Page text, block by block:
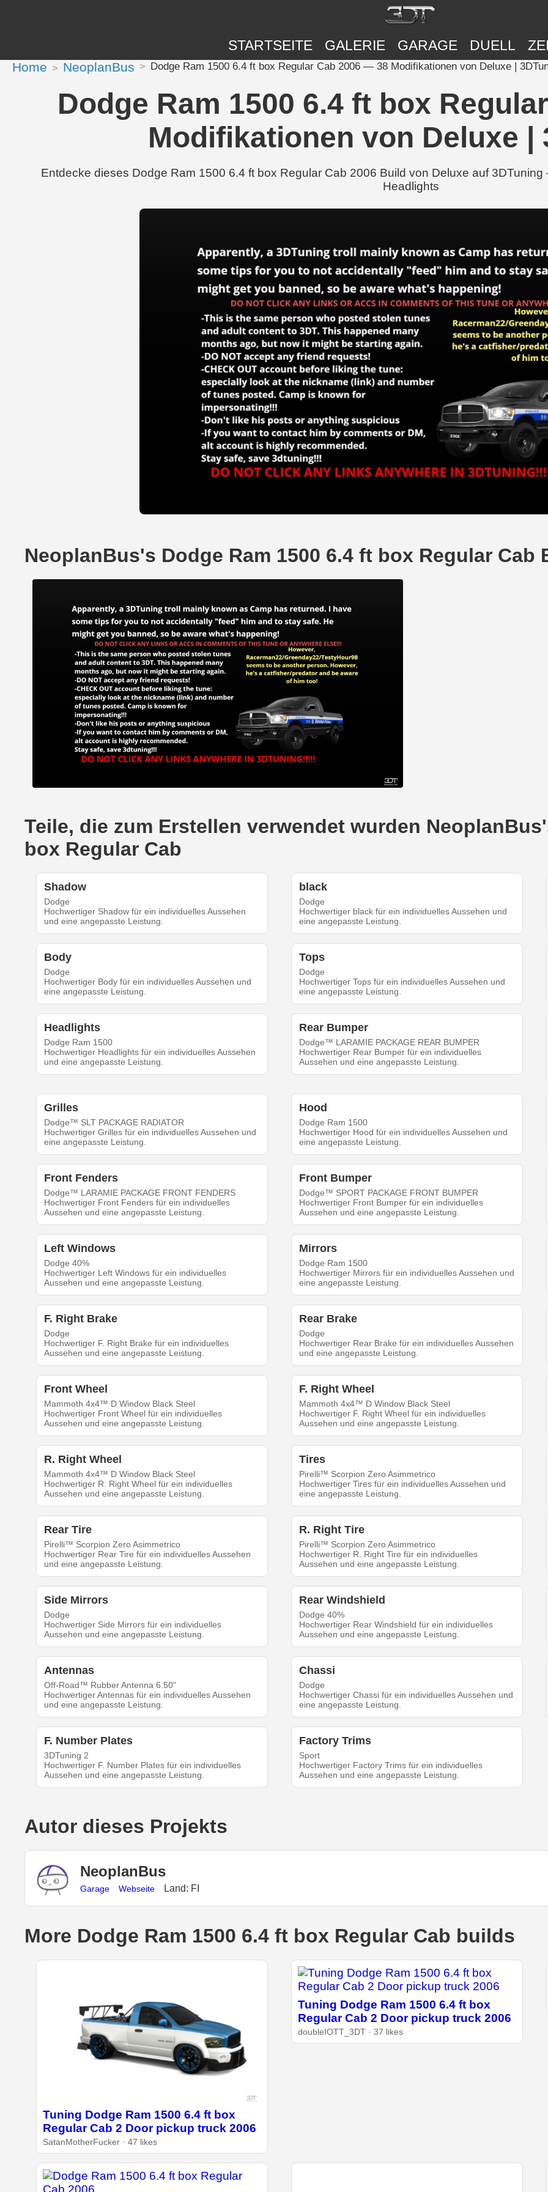
STARTSEITE GALERIE GARAGE DUELL
Home NeoplanBus Dodge Ram 1500 6.4 ft box Regular Cab 2006 — 38 Modifikationen von Deluxe |
Dodge Ram 1500 6.4 ft box
Modifikationen von Deluxe |
Entdecke dieses Dodge Ram 1500 6.4 ft box Regular Cab 2006 Build von Deluxe auf
Headlights
NeoplanBus's Dodge Ram 1500 6.4 ft box Regular Cab
Teile, die zum Erstellen verwendet wurden
box Regular Cab
Shadow
Dodge
Hochwertiger Shadow für ein individuelles Aussehen
und eine angepasste Leistung.
black
Dodge
Hochwertiger black für ein individuelles Aussehen und
eine angepasste Leistung.
Body
Dodge
Hochwertiger Body für ein individuelles Aussehen und
eine angepasste Leistung.
Tops
Dodge
Hochwertiger Tops für ein individuelles Aussehen und
eine angepasste Leistung.
Headlights
Dodge Ram 1500
Hochwertiger Headlights für ein individuelles Aussehen
und eine angepasste Leistung.
Rear Bumper
Dodge™ LARAMIE PACKAGE REAR BUMPER
Hochwertiger Rear Bumper für ein individuelles
Aussehen und eine angepasste Leistung.
Grilles
Dodge™ SLT PACKAGE RADIATOR
Hochwertiger Grilles für ein individuelles Aussehen und
eine angepasste Leistung.
Hood
Dodge Ram 1500
Hochwertiger Hood für ein individuelles Aussehen und
eine angepasste Leistung.
Front Fenders
Dodge™ LARAMIE PACKAGE FRONT FENDERS
Hochwertiger Front Fenders für ein individuelles
Aussehen und eine angepasste Leistung.
Front Bumper
Dodge™ SPORT PACKAGE FRONT BUMPER
Hochwertiger Front Bumper für ein individuelles
Aussehen und eine angepasste Leistung.
Left Windows
Dodge 40%
Hochwertiger Left Windows für ein individuelles
Aussehen und eine angepasste Leistung.
Mirrors
Dodge Ram 1500
Hochwertiger Mirrors für ein individuelles Aussehen und
eine angepasste Leistung.
F. Right Brake
Dodge
Hochwertiger F. Right Brake für ein individuelles
Aussehen und eine angepasste Leistung.
Rear Brake
Dodge
Hochwertiger Rear Brake für ein individuelles Aussehen
und eine angepasste Leistung.
Front Wheel
Mammoth 4x4™ D Window Black Steel
Hochwertiger Front Wheel für ein individuelles
Aussehen und eine angepasste Leistung.
F. Right Wheel
Mammoth 4x4™ D Window Black Steel
Hochwertiger F. Right Wheel für ein individuelles
Aussehen und eine angepasste Leistung.
R. Right Wheel
Mammoth 4x4™ D Window Black Steel
Hochwertiger R. Right Wheel für ein individuelles
Aussehen und eine angepasste Leistung.
Tires
Pirelli™ Scorpion Zero Asimmetrico
Hochwertiger Tires für ein individuelles Aussehen und
eine angepasste Leistung.
Rear Tire
Pirelli™ Scorpion Zero Asimmetrico
Hochwertiger Rear Tire für ein individuelles Aussehen
und eine angepasste Leistung.
R. Right Tire
Pirelli™ Scorpion Zero Asimmetrico
Hochwertiger R. Right Tire für ein individuelles
Aussehen und eine angepasste Leistung.
Side Mirrors
Dodge
Hochwertiger Side Mirrors für ein individuelles
Aussehen und eine angepasste Leistung.
Rear Windshield
Dodge 40%
Hochwertiger Rear Windshield für ein individuelles
Aussehen und eine angepasste Leistung.
Antennas
Off-Road™ Rubber Antenna 6.50"
Hochwertiger Antennas für ein individuelles Aussehen
und eine angepasste Leistung.
Chassi
Dodge
Hochwertiger Chassi für ein individuelles Aussehen und
eine angepasste Leistung.
F. Number Plates
3DTuning 2
Hochwertiger F. Number Plates für ein individuelles
Aussehen und eine angepasste Leistung.
Factory Trims
Sport
Hochwertiger Factory Trims für ein individuelles
Aussehen und eine angepasste Leistung.
Autor dieses Projekts
NeoplanBus
Garage Webseite Land: FI
More Dodge Ram 1500 6.4 ft box Regular Cab builds
Tuning Dodge Ram 1500 6.4 ft box
Regular Cab 2 Door pickup truck 2006
SatanMotherFucker · 47 likes
Tuning Dodge Ram 1500 6.4 ft box
Regular Cab 2 Door pickup truck 2006
doubleIOTT_3DT · 37 likes